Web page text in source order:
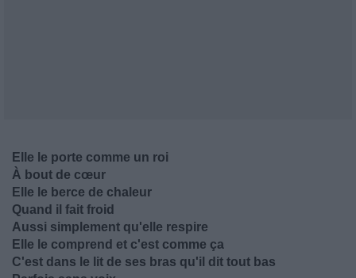
Elle le porte comme un roi
À bout de cœur
Elle le berce de chaleur
Quand il fait froid
Aussi simplement qu'elle respire
Elle le comprend et c'est comme ça
C'est dans le lit de ses bras qu'il dit tout bas